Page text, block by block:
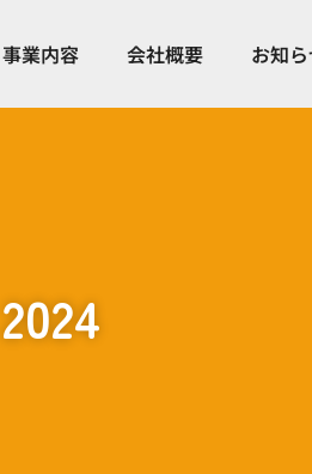
事業内容 会社概要 お知